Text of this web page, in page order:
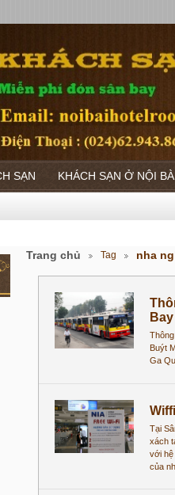
SẠN KHÁCH SẠN Ở NỘI
Trang chủ Tag nha
Buýt
Ga
Tại
xách
với hệ
của